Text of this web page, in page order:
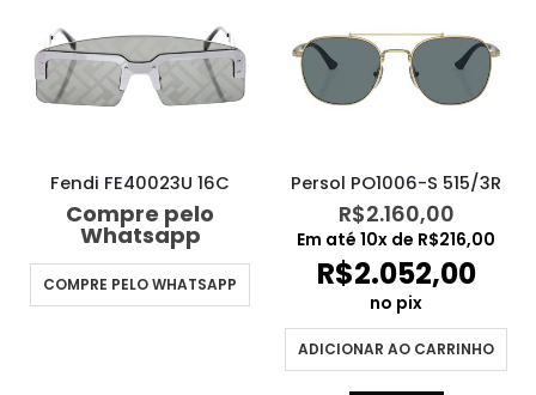
Fendi FE40023U 16C
Compre pelo
Whatsapp
COMPRE PELO WHATSAPP
Persol PO1006-S 515/3R
R$2.160,00
Em até 10x de R$216,00
R$2.052,00
no pix
ADICIONAR AO CARRINHO